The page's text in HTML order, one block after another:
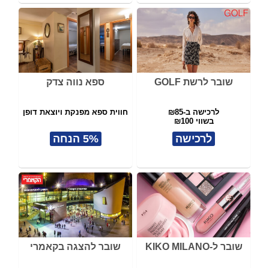
שובר לרשת GOLF
לרכישה ב-₪85
בשווי ₪100
לרכישה
ספא נווה צדק
חווית ספא מפנקת ויוצאת דופן
5% הנחה
שובר ל-KIKO MILANO שובר להצגה בקאמרי